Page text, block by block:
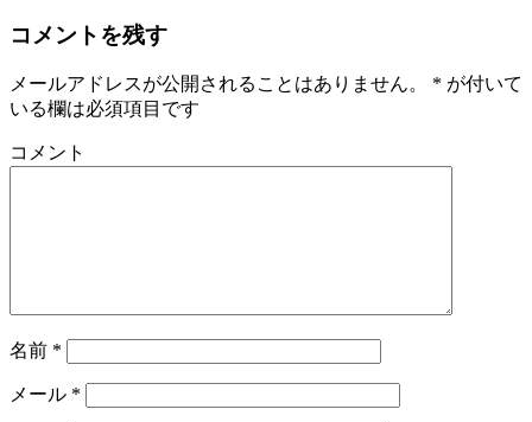
コメントを残す
メールアドレスが公開されることはありません。 * が付いて
いる欄は必須項目です
コメント
名前 *
メール *